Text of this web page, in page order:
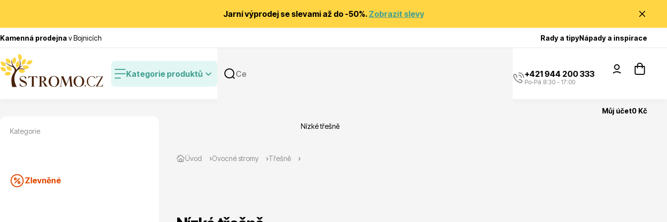
Jarní výprodej se slevami až do -50%. Zobrazit slevy
Kamenná prodejna v Bojnicích Rady a tipyNápady a inspirace
Kategorie produktů
Poradíme Vám?
+421 944 200 333
Po-Pá 8:30 - 17:00
Můj účet0 Kč
Cibuloviny
Úvod Ovocné stromy Třešně
Nízké třešně
Kategorie
Zlevněné